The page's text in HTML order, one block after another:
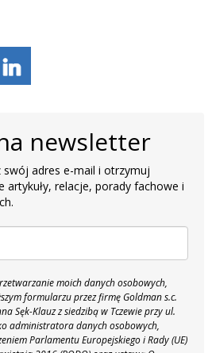
newsletter
swój adres e-mail i otrzymuj
artykuły, relacje, porady fachowe i
moich danych osobowych,
formularzu przez firmę Goldman s.c.
Sęk-Klauz z siedzibą w Tczewie przy ul.
administratora danych osobowych,
Parlamentu Europejskiego i Rady (UE)